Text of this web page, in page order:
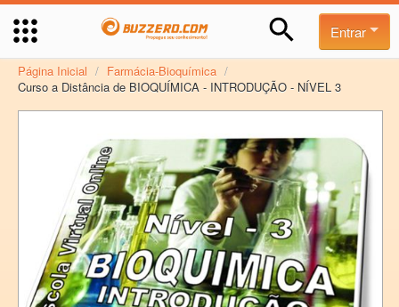
Entrar
Página Inicial / Farmácia-Bioquímica /
Curso a Distância de BIOQUÍMICA - INTRODUÇÃO - NÍVEL 3